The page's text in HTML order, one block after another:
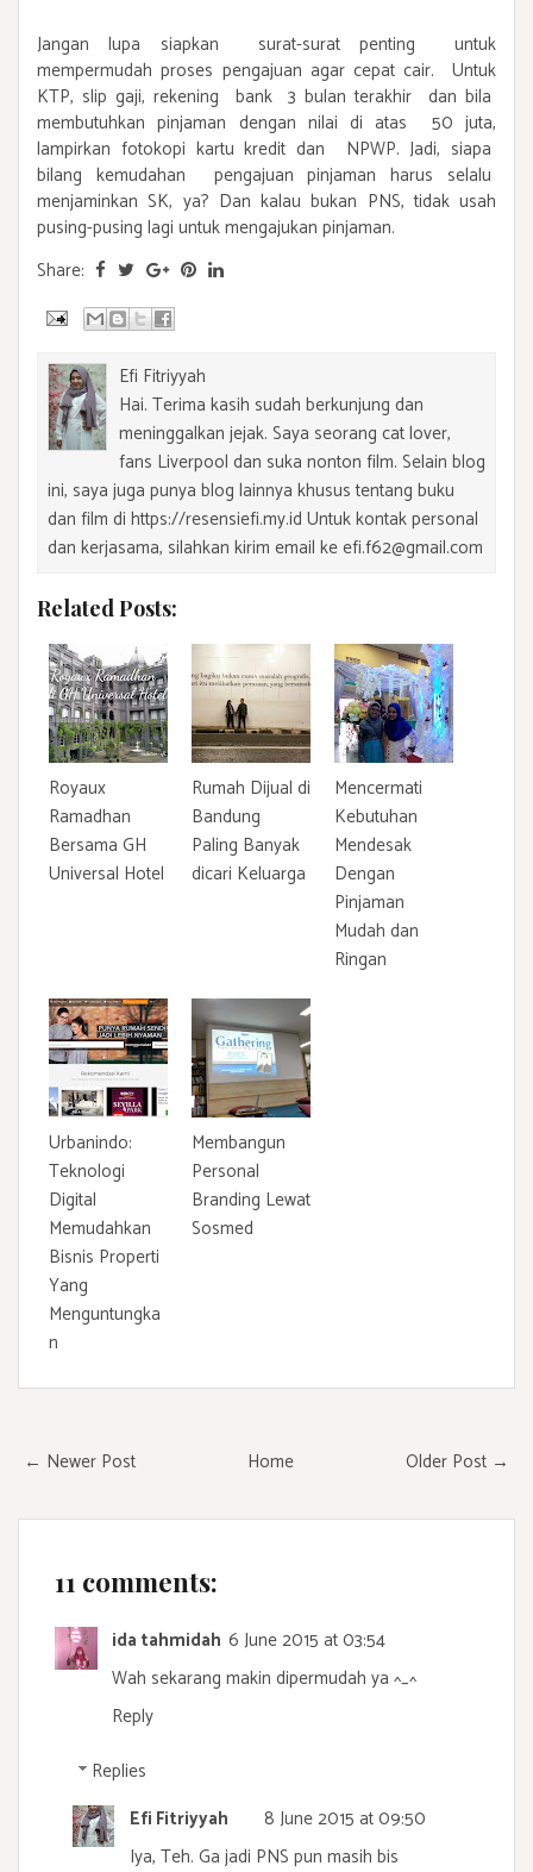
Jangan lupa siapkan surat-surat penting untuk
mempermudah proses pengajuan agar cepat cair. Untuk
KTP, slip gaji, rekening bank 3 bulan terakhir dan bila
membutuhkan pinjaman dengan nilai di atas 50 juta,
lampirkan fotokopi kartu kredit dan NPWP.Jadi, siapa
bilang kemudahan
pengajuan pinjaman harus selalu
menjaminkan SK, ya? Dan kalau bukan PNS, tidak usah
pusing-pusing lagi untuk mengajukan pinjaman.
Share:
Efi Fitriyyah
Hai. Terima kasih sudah berkunjung dan
meninggalkan jejak. Saya seorang cat lover,
fans Liverpool dan suka nonton film. Selain blog
ini, saya juga punya blog lainnya khusus tentang buku
dan film di https://resensiefi.my.id Untuk kontak personal
dan kerjasama, silahkan kirim email ke efi.f62@gmail.com
Related Posts:
Royaux
Ramadhan
Bersama GH
Universal Hotel
Rumah Dijual di
Bandung
Paling Banyak
dicari Keluarga
Mencermati
Kebutuhan
Mendesak
Dengan
Pinjaman
Mudah dan
Ringan
Urbanindo:
Teknologi
Digital
Memudahkan
Bisnis Properti
Yang
Menguntungka
n
Membangun
Personal
Branding Lewat
Sosmed
← Newer Post Older Post →
Home
11 comments:
ida tahmidah 6 June 2015 at 03:54
Wah sekarang makin dipermudah ya ^_^
Reply
Replies
Efi Fitriyyah
8 June 2015 at 09:50
Iya, Teh. Ga jadi PNS pun masih bis